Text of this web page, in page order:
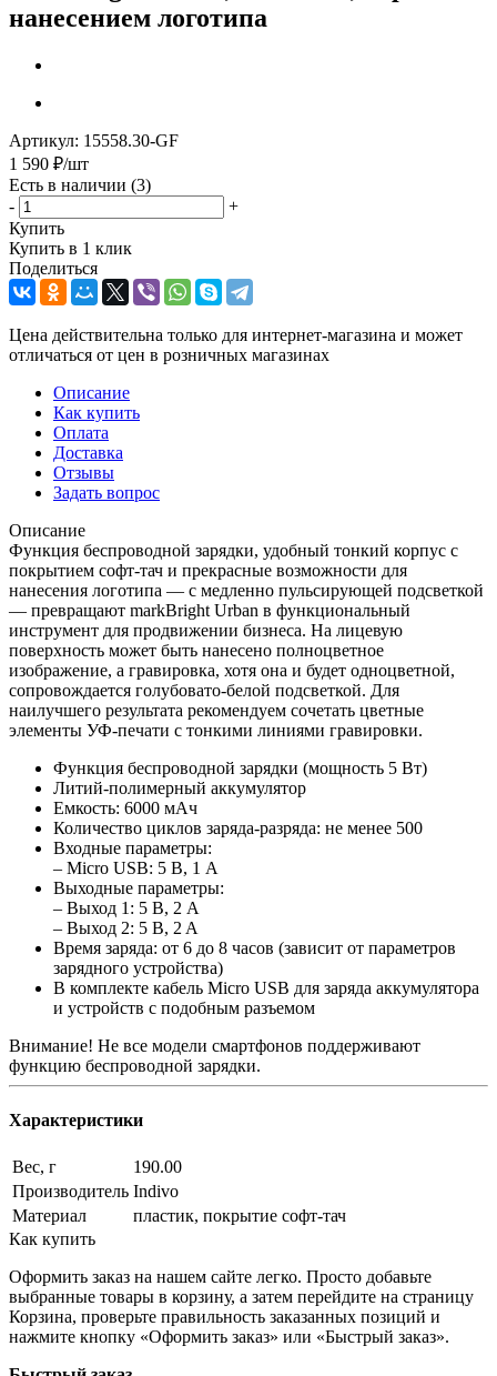
нанесением логотипа
Артикул: 15558.30-GF
1 590 ₽/шт
Есть в наличии (3)
-
+
Купить
Купить в 1 клик
Поделиться
Цена действительна только для интернет-магазина и может
отличаться от цен в розничных магазинах
Описание
Как купить
Оплата
Доставка
Отзывы
Задать вопрос
Описание
Функция беспроводной зарядки, удобный тонкий корпус с
покрытием софт-тач и прекрасные возможности для
нанесения логотипа — с медленно пульсирующей подсветкой
— превращают markBright Urban в функциональный
инструмент для продвижении бизнеса. На лицевую
поверхность может быть нанесено полноцветное
изображение, а гравировка, хотя она и будет одноцветной,
сопровождается голубовато-белой подсветкой. Для
наилучшего результата рекомендуем сочетать цветные
элементы УФ-печати с тонкими линиями гравировки.
Функция беспроводной зарядки (мощность 5 Вт)
Литий-полимерный аккумулятор
Емкость: 6000 мАч
Количество циклов заряда-разряда: не менее 500
Входные параметры:
– Micro USB: 5 В, 1 A
Выходные параметры:
– Выход 1: 5 В, 2 A
– Выход 2: 5 B, 2 A
Время заряда: от 6 до 8 часов (зависит от параметров
зарядного устройства)
В комплекте кабель Micro USB для заряда аккумулятора
и устройств с подобным разъемом
Внимание! Не все модели смартфонов поддерживают
функцию беспроводной зарядки.
Характеристики
Вес, г
190.00
Производитель Indivo
Материал
пластик, покрытие софт-тач
Как купить
Оформить заказ на нашем сайте легко. Просто добавьте
выбранные товары в корзину, а затем перейдите на страницу
Корзина, проверьте правильность заказанных позиций и
нажмите кнопку «Оформить заказ» или «Быстрый заказ».